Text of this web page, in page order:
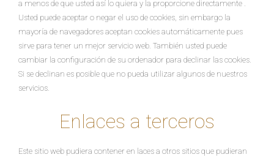
a menos de que usted así lo quiera y la proporcione directamente .
Usted puede aceptar o negar el uso de cookies, sin embargo la
mayoría de navegadores aceptan cookies automáticamente pues
sirve para tener un mejor servicio web. También usted puede
cambiar la configuración de su ordenador para declinar las cookies.
Si se declinan es posible que no pueda utilizar algunos de nuestros
servicios.
Enlaces a terceros
Este sitio web pudiera contener en laces a otros sitios que pudieran